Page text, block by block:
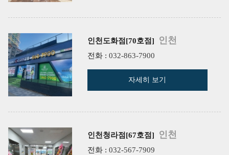
인천도화점[70호점] 인천
전화 : 032-863-7900
자세히 보기
인천청라점[67호점] 인천
전화 : 032-567-7909